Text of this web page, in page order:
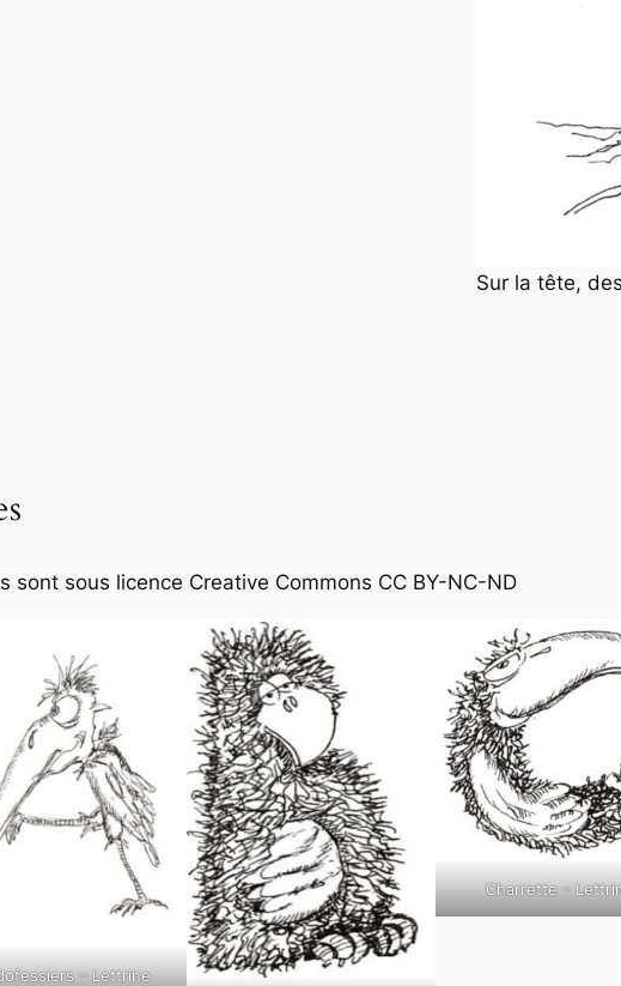
Sur la tête,
sont sous licence Creative Commons CC BY-NC-ND
– Lettrine
Charrette –